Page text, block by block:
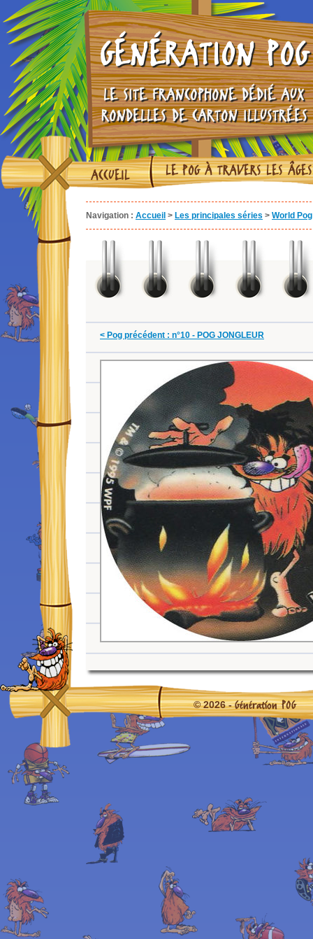
GÉNÉRATION POG
LE SITE FRANCOPHONE DÉDIÉ AUX
RONDELLES DE CARTON ILLUSTRÉES
ACCUEIL LE POG À TRAVERS LES ÂGES
Navigation : Accueil > Les principales séries > World
< Pog précédent : n°10 - POG JONGLEUR
© 2026 -Génération POG